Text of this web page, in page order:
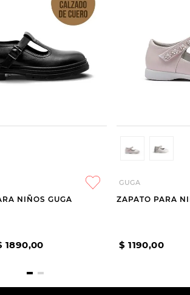
NIÑOS GUGA
1890,00
GUGA
ZAPATO PARA
$ 1190,00